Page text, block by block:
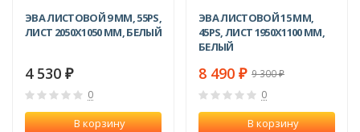
ЭВА ЛИСТОВОЙ 9 ММ, 55PS,
ЛИСТ 2050Х1050 ММ, БЕЛЫЙ
4 530 ₽
0
В корзину
ЭВА ЛИСТОВОЙ 15 ММ,
45PS, ЛИСТ 1950Х1100 ММ,
БЕЛЫЙ
8 490 ₽ 9 300₽
0
В корзину